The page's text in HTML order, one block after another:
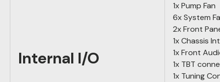
Internal I/O
1x Pump Fan
6x System
2x Front
1x Chassis
1x Front
1x TBT
1x Tuning